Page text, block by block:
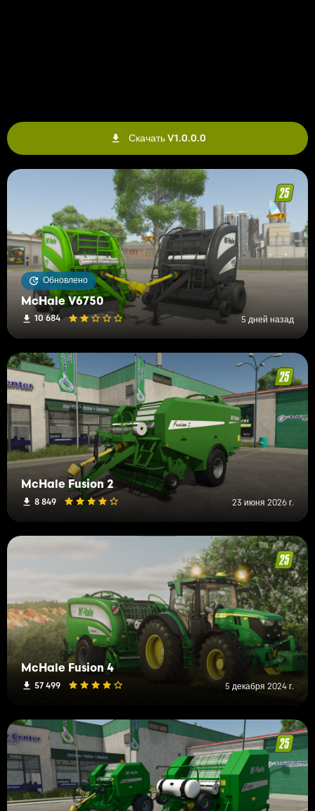
Скачать V1.0.0.0
Обновлено
McHale V6750
10 684 5 дней назад
McHale Fusion 2
8 849 23 июня 2026 г.
McHale Fusion 4
57 499 5 декабря 2024 г.